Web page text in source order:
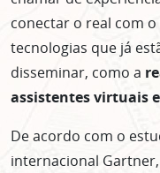
conectar o real com
tecnologias que já
disseminar, como a
assistentes virtuais
De acordo com o
internacional